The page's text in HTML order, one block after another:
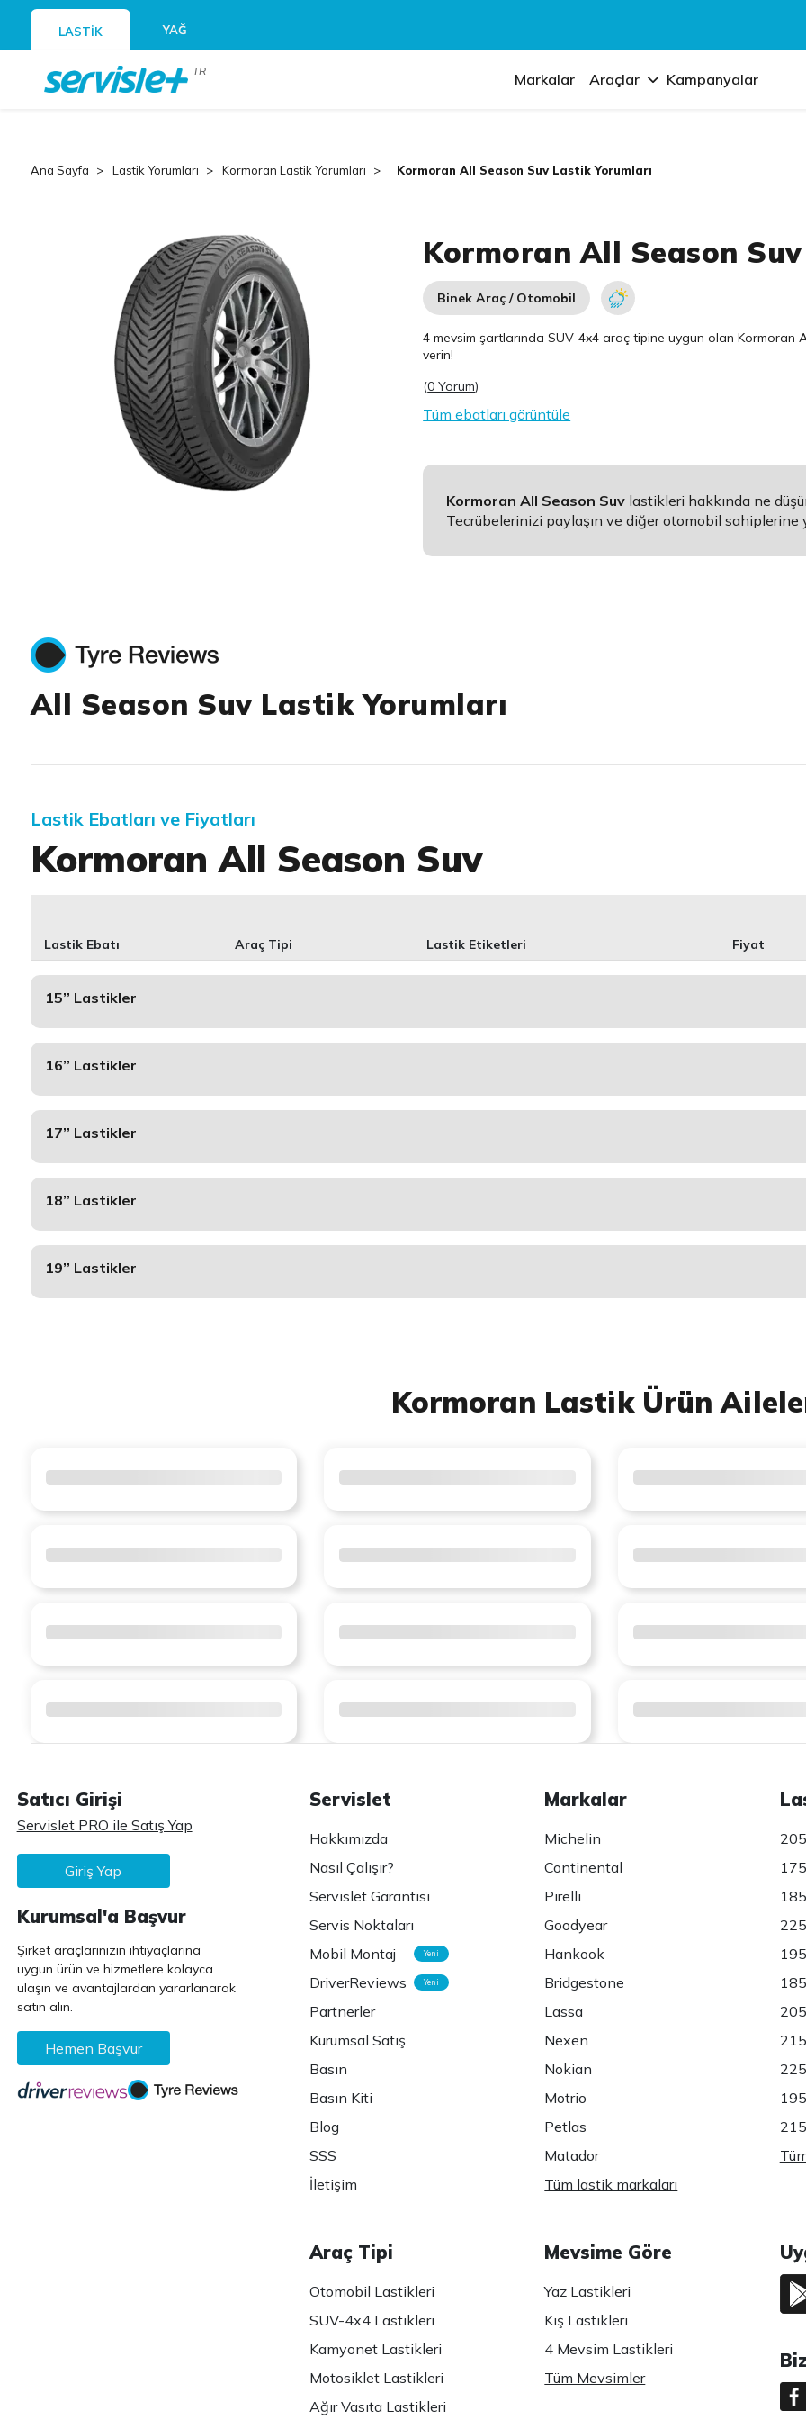
LASTİK YAĞ
TR Markalar Araçlar Kampanyalar
Ana Sayfa Lastik Yorumları Kormoran Lastik Yorumları Kormoran All Season Suv Lastik Yorumları
Kormoran All Season
Binek Araç / Otomobil
4 mevsim şartlarında SUV-4x4 araç tipine uygun olanKormoran
verin!
(0 Yorum)
Tüm ebatları görüntüle
Kormoran All Season Suv lastikleri hakkında ne
Tecrübelerinizi paylaşın ve diğer otomobil sahiplerine
All Season Suv Lastik Yorumları
Lastik Ebatları ve Fiyatları
Kormoran All Season Suv
Lastik Ebatı Araç Tipi Lastik Etiketleri Fiyat
15’’ Lastikler
16’’ Lastikler
17’’ Lastikler
18’’ Lastikler
19’’ Lastikler
Kormoran Lastik Ürün
Satıcı Girişi
Servislet PRO ile Satış Yap
Giriş Yap
Kurumsal'a Başvur
Şirket araçlarınızın ihtiyaçlarına
uygun ürün ve hizmetlere kolayca
ulaşın ve avantajlardan yararlanarak
satın alın.
Hemen Başvur
Servislet
Hakkımızda
Nasıl Çalışır?
Servislet Garantisi
Servis Noktaları
Mobil Montaj
Yeni
DriverReviews Yeni
Partnerler
Kurumsal Satış
Basın
Basın Kiti
Blog
SSS
İletişim
Markalar
Michelin
Continental
Pirelli
Goodyear
Hankook
Bridgestone
Lassa
Nexen
Nokian
Motrio
Petlas
Matador
Tüm lastik markaları
Araç Tipi
Otomobil Lastikleri
SUV-4x4 Lastikleri
Kamyonet Lastikleri
Motosiklet Lastikleri
Ağır Vasıta Lastikleri
Mevsime Göre
Yaz Lastikleri
Kış Lastikleri
4 Mevsim Lastikleri
Tüm Mevsimler